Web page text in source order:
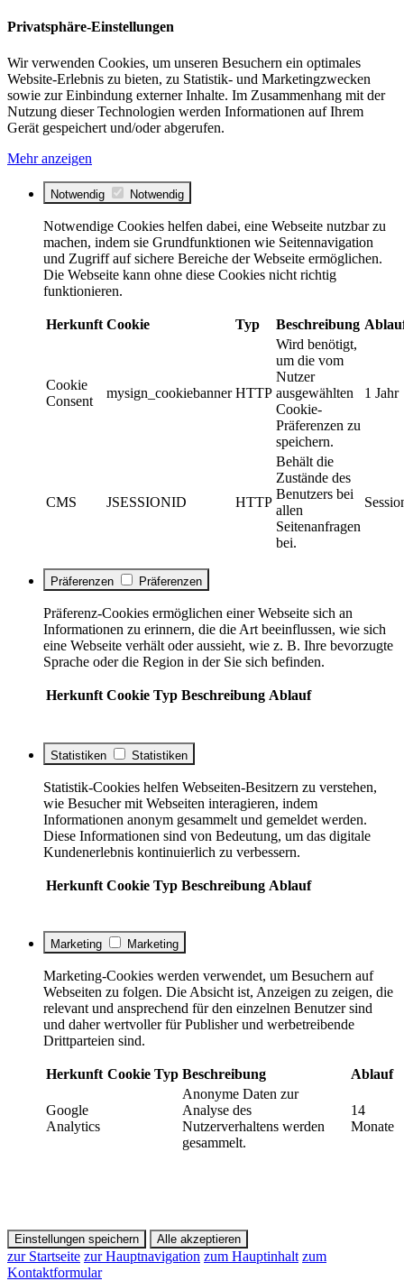
Privatsphäre-Einstellungen
Wir verwenden Cookies, um unseren Besuchern ein optimales
Website-Erlebnis zu bieten, zu Statistik- und Marketingzwecken
sowie zur Einbindung externer Inhalte. Im Zusammenhang mit der
Nutzung dieser Technologien werden Informationen auf Ihrem
Gerät gespeichert und/oder abgerufen.
Mehr anzeigen
Notwendig Notwendig
Notwendige Cookies helfen dabei, eine Webseite nutzbar zu
machen, indem sie Grundfunktionen wie Seitennavigation
und Zugriff auf sichere Bereiche der Webseite ermöglichen.
Die Webseite kann ohne diese Cookies nicht richtig
funktionieren.
Herkunft Cookie Typ Beschreibung
Cookie
Consent
mysign_cookiebanner HTTP
Wird benötigt,
um die vom
Nutzer
ausgewählten
Cookie-
Präferenzen zu
speichern.
1 Jahr
CMS JSESSIONID HTTP
Behält die
Zustände des
Benutzers bei
allen
Seitenanfragen
bei.
Präferenzen Präferenzen
Präferenz-Cookies ermöglichen einer Webseite sich an
Informationen zu erinnern, die die Art beeinflussen, wie sich
eine Webseite verhält oder aussieht, wie z. B. Ihre bevorzugte
Sprache oder die Region in der Sie sich befinden.
Herkunft Cookie Typ Beschreibung Ablauf
Statistiken Statistiken
Statistik-Cookies helfen Webseiten-Besitzern zu verstehen,
wie Besucher mit Webseiten interagieren, indem
Informationen anonym gesammelt und gemeldet werden.
Diese Informationen sind von Bedeutung, um das digitale
Kundenerlebnis kontinuierlich zu verbessern.
Herkunft Cookie Typ Beschreibung Ablauf
Marketing Marketing
Marketing-Cookies werden verwendet, um Besuchern auf
Webseiten zu folgen. Die Absicht ist, Anzeigen zu zeigen, die
relevant und ansprechend für den einzelnen Benutzer sind
und daher wertvoller für Publisher und werbetreibende
Drittparteien sind.
Herkunft Cookie Typ Beschreibung Ablauf
Google
Analytics
Anonyme Daten zur
Analyse des
Nutzerverhaltens werden
gesammelt.
14
Monate
Einstellungen speichern Alle akzeptieren
zur Startseite zur Hauptnavigation zum Hauptinhalt zum
Kontaktformular